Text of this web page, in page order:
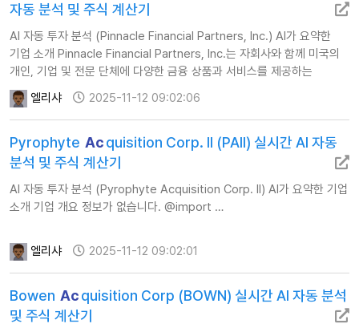
자동 분석 및 주식 계산기
AI 자동 투자 분석 (Pinnacle Financial Partners, Inc.) AI가 요약한
기업 소개 Pinnacle Financial Partners, Inc.는 자회사와 함께 미국의
개인, 기업 및 전문 단체에 다양한 금융 상품과 서비스를 제공하는
Pinnacle Bank의 은행 지주 회사로 운영됩…
엘리샤 2025-11-12 09:02:06
Pyrophyte Acquisition Corp. II (PAII) 실시간 AI 자동
분석 및 주식 계산기
AI 자동 투자 분석 (Pyrophyte Acquisition Corp. II) AI가 요약한 기업
소개 기업 개요 정보가 없습니다. @import …
엘리샤 2025-11-12 09:02:01
Bowen Acquisition Corp (BOWN) 실시간 AI 자동 분석
및 주식 계산기